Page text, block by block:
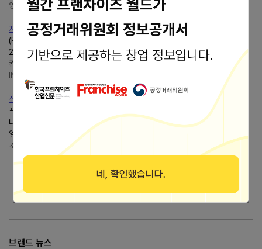
영화가좋다 :: 영화가좋다
https://noproblemmylife.tistory.com/
자막자료실 저작물 보호리스트
(POPULAIRE , 2012)데이지엔터테인먼트호프스프링즈 (Hope Springs,
2012) 나우 유 씨 미 : 마술사기단 (Now You See Me, 2013) 월트디즈니
컴패니코리아 오즈 그레이트 앤드 파워풀 (Oz: The Great...
INFOTIP
전 미 명예의 전당 헌액자 목록,
프랭클린 델러노 루스벨트 11-25위: 빌리 그레이엄 토머스 제퍼슨 월트 디즈
니 앨버트 에인스타인 토머스 에디슨 존 피츠제럴드 케네디 밥호프빌 게이츠
엘리너 루스벨트 랜스...
조은날,
https://bumin2100.tistory.com/
더보기
브랜드 뉴스